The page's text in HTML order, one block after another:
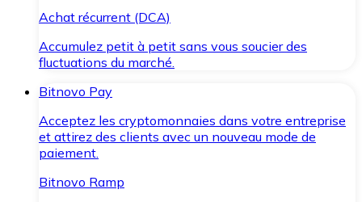
Achat récurrent (DCA)
Accumulez petit à petit sans vous soucier des
fluctuations du marché.
Bitnovo Pay
Acceptez les cryptomonnaies dans votre entreprise
et attirez des clients avec un nouveau mode de
paiement.
Bitnovo Ramp